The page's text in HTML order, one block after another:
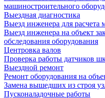
машиностроительного
Выездная диагностика
Выезд инженера для расчета
Выезд инженера на объект
обследования оборудования
Центровка валов
Проверка работы датчиков
Выездной ремонт
Ремонт оборудования на
Замена вышедших из строя
Пусконаладочные работы